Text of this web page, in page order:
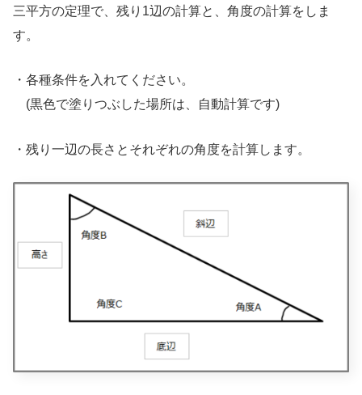
三平方の定理で、残り1辺の計算と、角度の計算をしま
す。
・各種条件を入れてください。
(黒色で塗りつぶした場所は、自動計算です)
・残り一辺の長さとそれぞれの角度を計算します。